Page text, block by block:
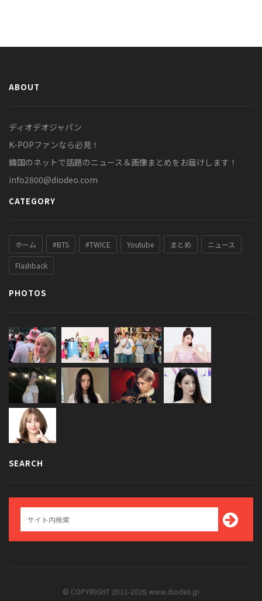
ABOUT
ディオデオジャパン
K-POPファンなら必見！
韓国のネットで話題のニュース＆画像まとめをお届けします！
info2800@diodeo.com
CATEGORY
ホーム #BTS #TWICE Youtube まとめ ニュース
Flashback
PHOTOS
SEARCH
© COPYRIGHT 2011-2026 www.diodeo.jp